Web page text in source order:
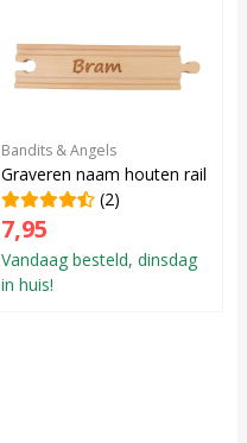
Bandits & Angels
Graveren naam houten rail
(2)
7,95
Vandaag besteld, dinsdag
in huis!